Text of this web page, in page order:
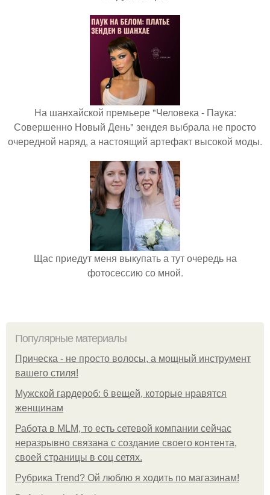
На шанхайской премьере "Человека - Паука:
Совершенно Новый День" зендея выбрала не просто
очередной наряд, а настоящий артефакт высокой моды.
Щас приедут меня выкупать а тут очередь на
фотосессию со мной.
Популярные материалы
Прическа - не просто волосы, а мощный инструмент
вашего стиля!
Мужской гардероб: 6 вещей, которые нравятся
женщинам
Работа в MLM, то есть сетевой компании сейчас
неразрывно связана с создание своего контента,
своей страницы в соц сетях.
Рубрика Trend? Ой люблю я ходить по магазинам!